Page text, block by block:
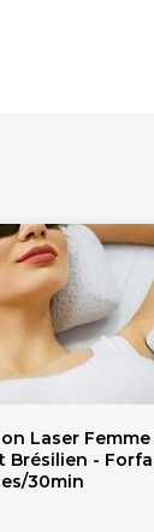
Laser Femme
Brésilien -
30min